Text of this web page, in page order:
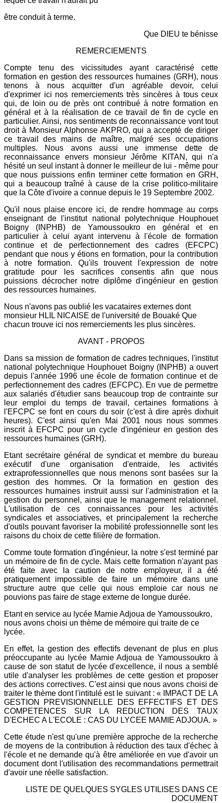
être conduit à terme.
Que DIEU te bénisse
REMERCIEMENTS
Compte tenu des vicissitudes ayant caractérisé cette
formation en gestion des ressources humaines (GRH), nous
tenons à nous acquitter d'un agréable devoir, celui
d'exprimer ici nos remerciements très sincères à tous ceux
qui, de loin ou de près ont contribué à notre formation en
général et à la réalisation de ce travail de fin de cycle en
particulier. Ainsi, nos sentiments de reconnaissance vont tout
droit à Monsieur Alphonse AKPRO, qui a accepté de diriger
ce travail des mains de maître, malgré ses occupations
multiples. Nous avons aussi une immense dette de
reconnaissance envers monsieur Jérôme KITAN, qui n'a
hésité un seul instant à donner le meilleur de lui - même pour
que nous puissions enfin terminer cette formation en GRH,
qui a beaucoup traîné à cause de la crise politico-militaire
que la Côte d'ivoire a connue depuis le 19 Septembre 2002.
Qu'il nous plaise encore ici, de rendre hommage au corps
enseignant de l'institut national polytechnique Houphouet
Boigny (INPHB) de Yamoussoukro en général et en
particulier à celui ayant intervenu à l'école de formation
continue et de perfectionnement des cadres (EFCPC)
pendant que nous y étions en formation, pour la contribution
à notre formation. Qu'ils trouvent l'expression de notre
gratitude pour les sacrifices consentis afin que nous
puissions décrocher notre diplôme d'ingénieur en gestion
des ressources humaines.
Nous n'avons pas oublié les vacataires externes dont
monsieur HLIL NICAISE de l'université de Bouaké Que
chacun trouve ici nos remerciements les plus sincères.
AVANT - PROPOS
Dans sa mission de formation de cadres techniques, l'institut
national polytechnique Houphouet Boigny (INPHB) a ouvert
depuis l'année 1996 une école de formation continue et de
perfectionnement des cadres (EFCPC). En vue de permettre
aux salariés d'étudier sans beaucoup trop de contrainte sur
leur emploi du temps de travail, certaines formations à
l'EFCPC se font en cours du soir (c'est à dire après dixhuit
heures). C'est ainsi qu'en Mai 2001 nous nous sommes
inscrit à EFCPC pour un cycle d'ingénieur en gestion des
ressources humaines (GRH).
Etant secrétaire général de syndicat et membre du bureau
exécutif d'une organisation d'entraide, les activités
extraprofessionnelles que nous menons sont basées sur la
gestion des hommes. Or la formation en gestion des
ressources humaines instruit aussi sur l'administration et la
gestion du personnel, ainsi que le management relationnel.
L'utilisation de ces connaissances pour les activités
syndicales et associatives, et principalement la recherche
d'outils pouvant favoriser la mobilité professionnelle sont les
raisons du choix de cette filière de formation.
Comme toute formation d'ingénieur, la notre s'est terminé par
un mémoire de fin de cycle. Mais cette formation n'ayant pas
été faite avec la caution de notre employeur, il a été
pratiquement impossible de faire un mémoire dans une
structure autre que celle qui nous emploie car nous ne
pouvions pas faire de stage externe de longue durée.
Etant en service au lycée Mamie Adjoua de Yamoussoukro,
nous avons choisi un thème de mémoire qui traite de ce
lycée.
En effet, la gestion des effectifs devenant de plus en plus
préoccupante au lycée Mamie Adjoua de Yamoussoukro à
cause de son statut de lycée d'excellence, il nous a semblé
utile d'analyser les problèmes de cette gestion et proposer
des actions correctives. C'est ainsi que nous avons choisi de
traiter le thème dont l'intitulé est le suivant : « IMPACT DE LA
GESTION PREVISIONNELLE DES EFFECTIFS ET DES
COMPETENCES SUR LA REDUCTION DES TAUX
D'ECHEC A L'ECOLE : CAS DU LYCEE MAMIE ADJOUA. »
Cette étude n'est qu'une première approche de la recherche
de moyens de la contribution à réduction des taux d'échec à
l'école et ne demande qu'à être améliorée en vue d'avoir un
document dont l'utilisation des recommandations permettrait
d'avoir une réelle satisfaction.
LISTE DE QUELQUES SYGLES UTILISES DANS CE
DOCUMENT